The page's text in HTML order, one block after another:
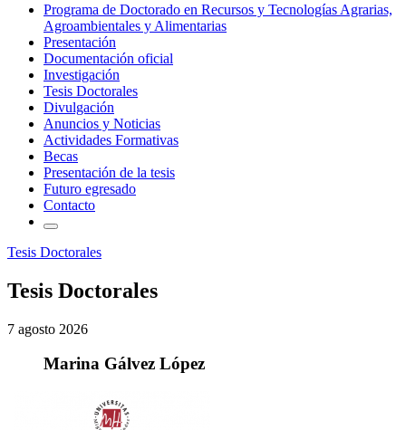
Programa de Doctorado en Recursos y Tecnologías Agrarias,
Agroambientales y Alimentarias
Presentación
Documentación oficial
Investigación
Tesis Doctorales
Divulgación
Anuncios y Noticias
Actividades Formativas
Becas
Presentación de la tesis
Futuro egresado
Contacto
Tesis Doctorales
Tesis Doctorales
7 agosto 2026
Marina Gálvez López